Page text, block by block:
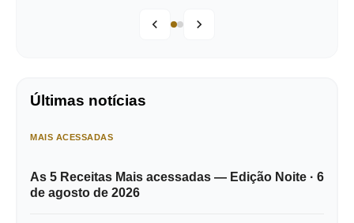
Últimas notícias
MAIS ACESSADAS
As 5 Receitas Mais acessadas — Edição Noite · 6
de agosto de 2026